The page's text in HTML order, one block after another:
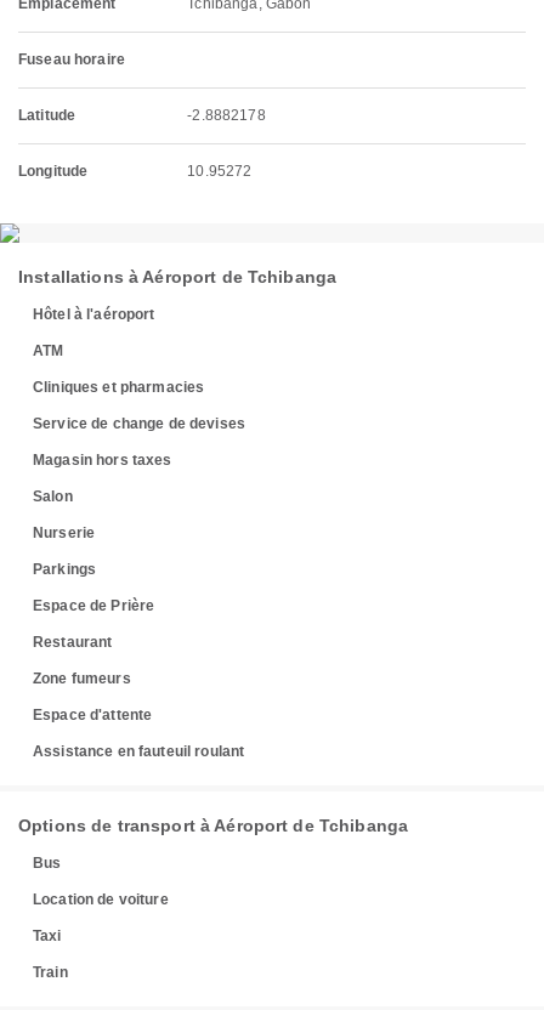
Emplacement Tchibanga, Gabon
Fuseau horaire
Latitude -2.8882178
Longitude 10.95272
Installations à Aéroport de Tchibanga
Hôtel à l'aéroport
ATM
Cliniques et pharmacies
Service de change de devises
Magasin hors taxes
Salon
Nurserie
Parkings
Espace de Prière
Restaurant
Zone fumeurs
Espace d'attente
Assistance en fauteuil roulant
Options de transport à Aéroport de Tchibanga
Bus
Location de voiture
Taxi
Train